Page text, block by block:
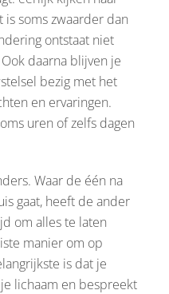
soms zwaarder dan
ontstaat niet
daarna blijven je
bezig met het
en ervaringen.
uren of zelfs dagen
Waar de één na
gaat, heeft de ander
om alles te laten
manier om op
is dat je
lichaam en bespreekt